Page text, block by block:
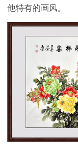
他特有的画风。